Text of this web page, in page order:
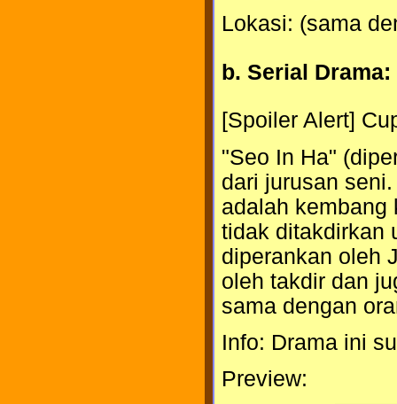
Lokasi: (sama
b. Serial
[Spoiler Alert]
"Seo In Ha"
dari jurusan
adalah kembang
tidak ditakdirkan
diperankan oleh
oleh takdir dan
sama dengan
Info: Drama ini
Preview: